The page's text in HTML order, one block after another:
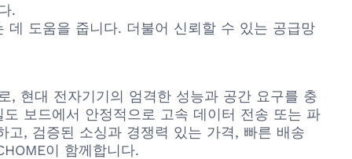
.
데 도움을 줍니다. 더불어 신뢰할 수 있는 공급망
, 현대 전자기기의 엄격한 성능과 공간 요구를 충
보드에서 안정적으로 고속 데이터 전송 또는 파
, 검증된 소싱과 경쟁력 있는 가격, 빠른 배송
이 함께합니다.